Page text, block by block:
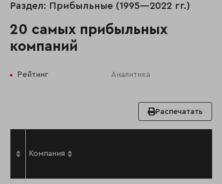
Раздел: Прибыльные (1995—2022 гг.)
20 самых прибыльных
компаний
Рейтинг Аналитика
Распечатать
Компания